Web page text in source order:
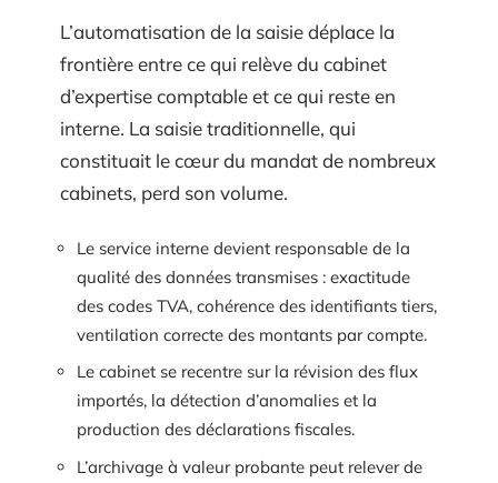
L’automatisation de la saisie déplace la
frontière entre ce qui relève du cabinet
d’expertise comptable et ce qui reste en
interne. La saisie traditionnelle, qui
constituait le cœur du mandat de nombreux
cabinets, perd son volume.
Le service interne devient responsable de la
qualité des données transmises : exactitude
des codes TVA, cohérence des identifiants tiers,
ventilation correcte des montants par compte.
Le cabinet se recentre sur la révision des flux
importés, la détection d’anomalies et la
production des déclarations fiscales.
L’archivage à valeur probante peut relever de